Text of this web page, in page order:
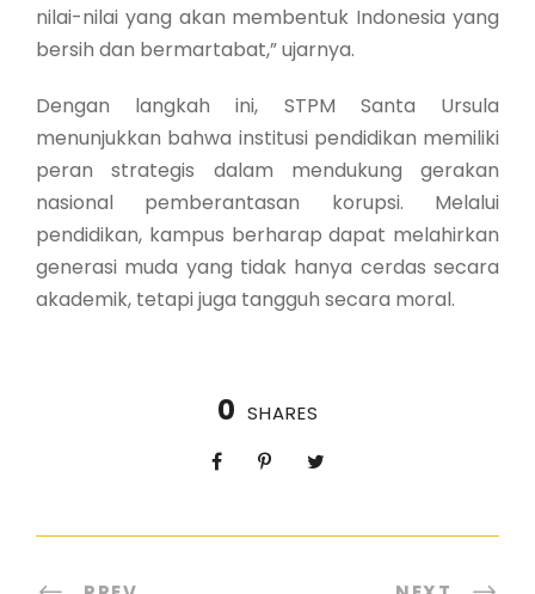
nilai-nilai yang akan membentuk Indonesia yang
bersih dan bermartabat,” ujarnya.
Dengan langkah ini, STPM Santa Ursula
menunjukkan bahwa institusi pendidikan memiliki
peran strategis dalam mendukung gerakan
nasional pemberantasan korupsi. Melalui
pendidikan, kampus berharap dapat melahirkan
generasi muda yang tidak hanya cerdas secara
akademik, tetapi juga tangguh secara moral.
0 SHARES